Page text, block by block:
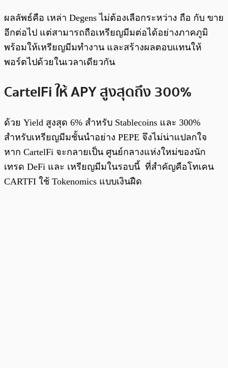
ผลลัพธ์คือ เหล่า Degens ไม่ต้องเลือกระหว่าง ถือ กับ ขาย
อีกต่อไป แต่สามารถถือเหรียญมีมต่อได้อย่างภาคภูมิ
พร้อมให้เหรียญมีมทำงาน และสร้างผลตอบแทนให้
พอร์ตไปด้วยในเวลาเดียวกัน
CartelFi ให้ APY สูงสุดถึง 300%
ด้วย Yield สูงสุด 6% สำหรับ Stablecoins และ 300%
สำหรับเหรียญมีมชั้นนำอย่าง PEPE จึงไม่น่าแปลกใจ
หาก CartelFi จะกลายเป็น ศูนย์กลางแห่งใหม่ของนัก
เทรด DeFi และ เหรียญมีมในรอบนี้ ที่สำคัญคือโทเคน
CARTFI ใช้ Tokenomics แบบเงินฝืด